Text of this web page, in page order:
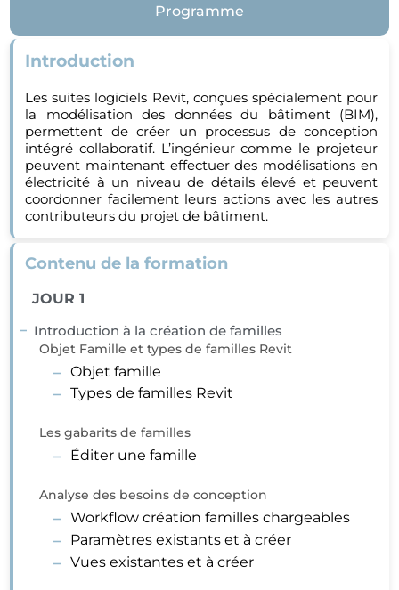
Programme
Introduction
Les suites logiciels Revit, conçues spécialement pour
la modélisation des données du bâtiment (BIM),
permettent de créer un processus de conception
intégré collaboratif. L’ingénieur comme le projeteur
peuvent maintenant effectuer des modélisations en
électricité à un niveau de détails élevé et peuvent
coordonner facilement leurs actions avec les autres
contributeurs du projet de bâtiment.
Contenu de la formation
JOUR 1
Introduction à la création de familles
Objet Famille et types de familles Revit
Objet famille
Types de familles Revit
Les gabarits de familles
Éditer une famille
Analyse des besoins de conception
Workflow création familles chargeables
Paramètres existants et à créer
Vues existantes et à créer